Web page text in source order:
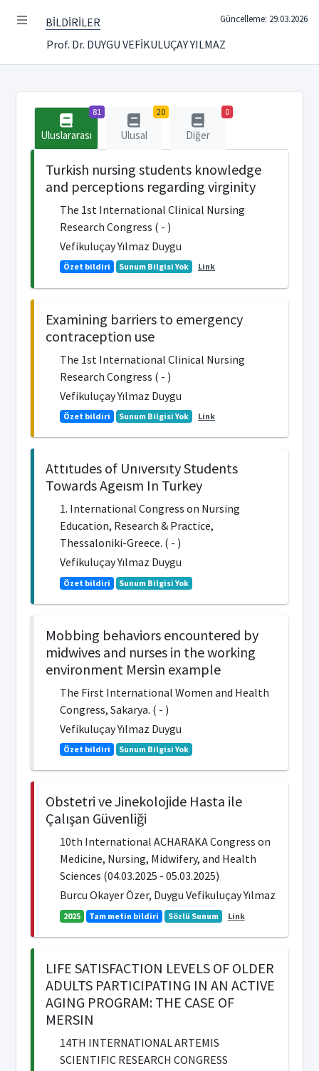
BİLDİRİLER
Prof. Dr. DUYGU VEFİKULUÇAY YILMAZ
Güncelleme: 29.03.2026
81
Uluslararası
20
Ulusal
0
Diğer
Turkish nursing students knowledge
and perceptions regarding virginity
The 1st International Clinical Nursing
Research Congress ( - )
Vefikuluçay Yılmaz Duygu
Özet bildiri Sunum Bilgisi Yok Link
Examining barriers to emergency
contraception use
The 1st International Clinical Nursing
Research Congress ( - )
Vefikuluçay Yılmaz Duygu
Özet bildiri Sunum Bilgisi Yok Link
Attıtudes of Unıversıty Students
Towards Ageısm In Turkey
1. International Congress on Nursing
Education, Research & Practice,
Thessaloniki-Greece. ( - )
Vefikuluçay Yılmaz Duygu
Özet bildiri Sunum Bilgisi Yok
Mobbing behaviors encountered by
midwives and nurses in the working
environment Mersin example
The First International Women and Health
Congress, Sakarya. ( - )
Vefikuluçay Yılmaz Duygu
Özet bildiri Sunum Bilgisi Yok
Obstetri ve Jinekolojide Hasta ile
Çalışan Güvenliği
10th International ACHARAKA Congress on
Medicine, Nursing, Midwifery, and Health
Sciences (04.03.2025 - 05.03.2025)
Burcu Okayer Özer, Duygu Vefikuluçay Yılmaz
2025 Tam metin bildiri Sözlü Sunum Link
LIFE SATISFACTION LEVELS OF OLDER
ADULTS PARTICIPATING IN AN ACTIVE
AGING PROGRAM: THE CASE OF
MERSIN
14TH INTERNATIONAL ARTEMIS
SCIENTIFIC RESEARCH CONGRESS